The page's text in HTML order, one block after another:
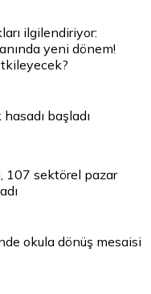
ilgilendiriyor:
yeni dönem!
başladı
107 sektörel pazar
okula dönüş mesaisi